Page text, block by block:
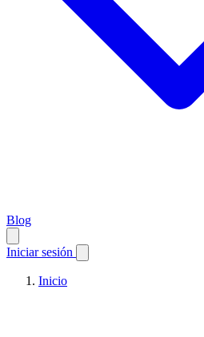
Blog
Iniciar sesión
Inicio